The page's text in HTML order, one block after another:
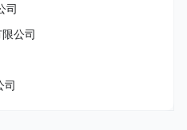
司
公司
司